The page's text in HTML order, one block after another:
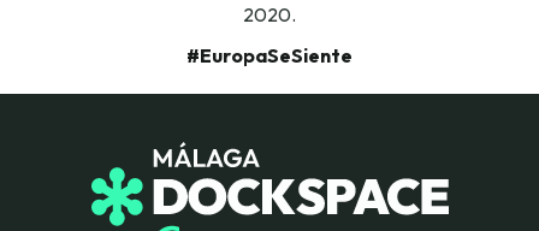
2020.
#EuropaSeSiente